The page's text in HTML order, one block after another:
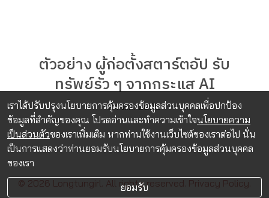
ตัวอย่าง ผู้ก่อตั้งสตาร์ตอัป รับ
ทรัพย์รัว ๆ จากกระแส AI
24 ส.ค. 2025
© 2026 Longtungirl. All rights reserved. Privacy Policy.
เราได้ปรับปรุงนโยบายการคุ้มครองข้อมูลส่วนบุคคลเพื่อปกป้อง
ข้อมูลที่สำคัญของคุณ โปรดอ่านและทำความเข้าใจนโยบายความ
เป็นส่วนตัวของเราเพิ่มเติม หากท่านใช้งานเว็บไซต์ของเราต่อไป นั่น
เป็นการแสดงว่าท่านยอมรับนโยบายการคุ้มครองข้อมูลส่วนบุคคล
ของเรา
ยอมรับ